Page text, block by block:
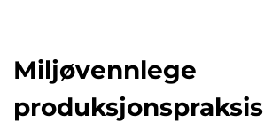
Miljøvennlege
produksjonspraksis